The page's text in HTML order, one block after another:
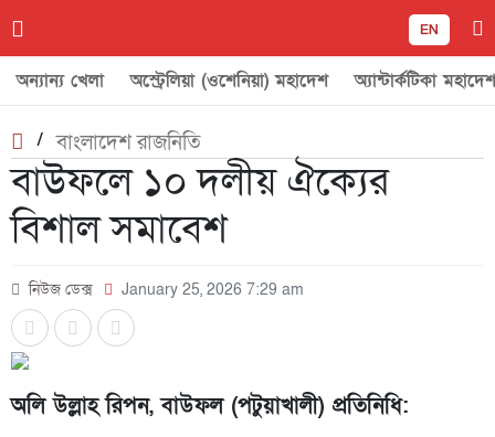
EN
অন্যান্য খেলা অস্ট্রেলিয়া (ওশেনিয়া) মহাদেশ অ্যান্টার্কটিকা মহাদেশ
/বাংলাদেশ রাজনিতি
বাউফলে ১০ দলীয় ঐক্যের
বিশাল সমাবেশ
নিউজ ডেক্স January 25, 2026 7:29 am
অলি উল্লাহ রিপন, বাউফল (পটুয়াখালী) প্রতিনিধি: